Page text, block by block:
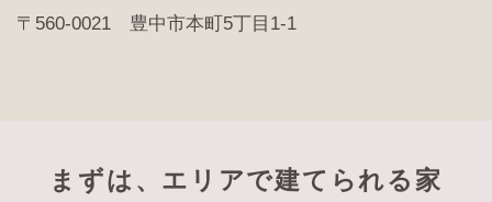
〒560-0021 豊中市本町5丁目1-1
まずは、エリアで建てられる家